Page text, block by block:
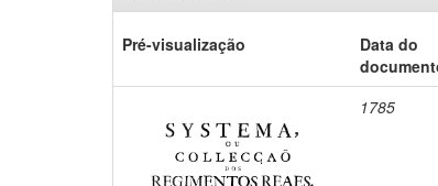
Pré-visualização
Data do
1785